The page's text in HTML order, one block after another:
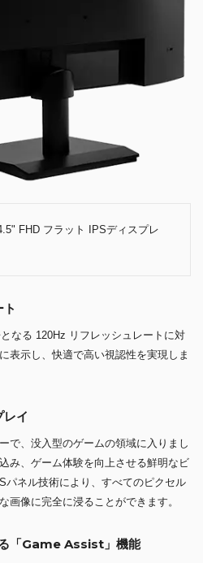
FHD フラット IPSディスプレ
なる 120Hz リフレッシュレートに対
表示し、快適で高い視認性を実現しま
イ
で、没入型のゲームの領域に入りまし
み、ゲーム体験を向上させる鮮明なビ
パネル技術により、すべてのピクセル
画像に完全に浸ることができます。
「Game Assist」機能